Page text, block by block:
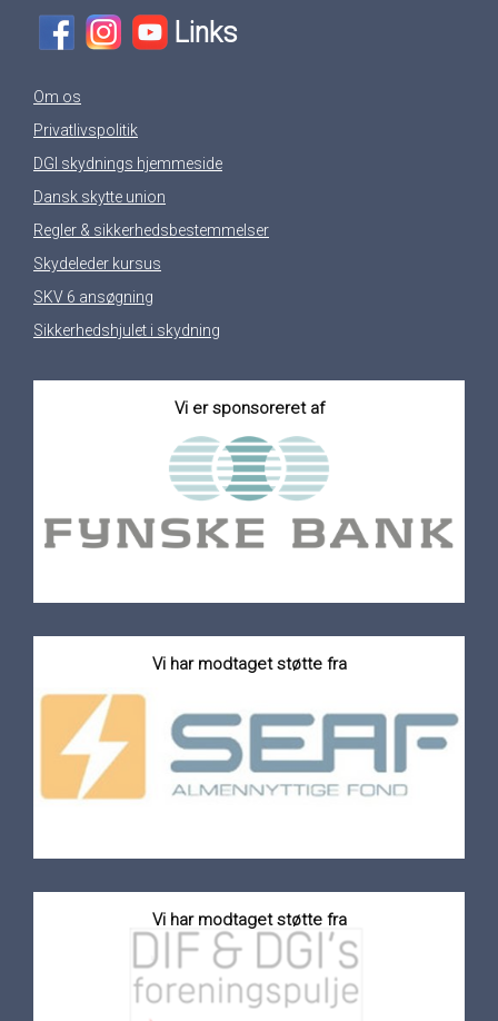
Links
Om os
Privatlivspolitik
DGI skydnings hjemmeside
Dansk skytte union
Regler & sikkerhedsbestemmelser
Skydeleder kursus
SKV 6 ansøgning
Sikkerhedshjulet i skydning
Vi er sponsoreret af
Vi har modtaget støtte fra
Vi har modtaget støtte fra